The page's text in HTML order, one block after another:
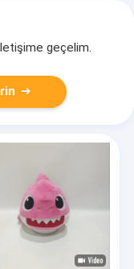
geçelim.